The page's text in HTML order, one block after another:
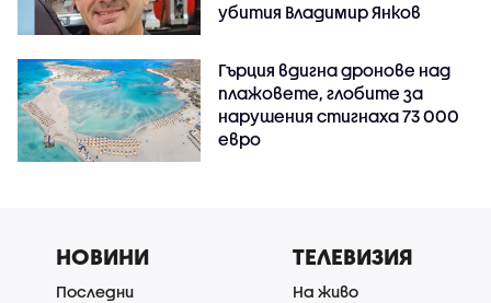
убития Владимир Янков
Гърция вдигна дронове над
плажовете, глобите за
нарушения стигнаха 73 000
евро
НОВИНИ
Последни
ТЕЛЕВИЗИЯ
На живо